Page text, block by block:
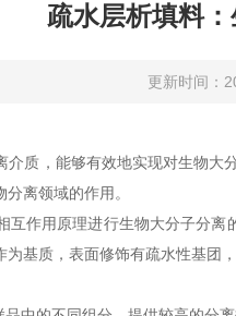
疏水层析填料
更新时间：
，能够有效地实现对生物大
离领域的作用。
互作用原理进行生物大分子分
基质，表面修饰有疏水性基团